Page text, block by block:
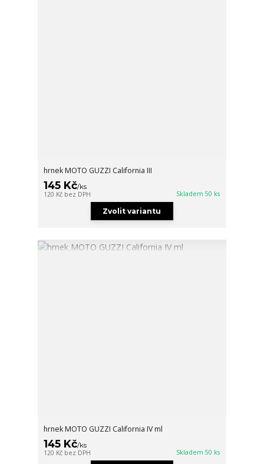
hrnek MOTO GUZZI California III
145 Kč/ks
120 Kč bez DPH Skladem 50 ks
Zvolit variantu
hrnek MOTO GUZZI California IV ml
145 Kč/ks
120 Kč bez DPH Skladem 50 ks